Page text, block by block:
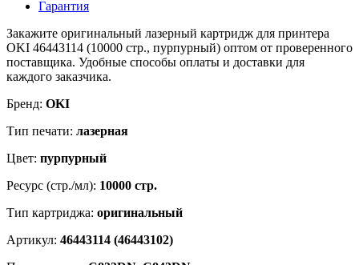
Гарантия
Закажите оригинальный лазерный картридж для принтера
OKI 46443114 (10000 стр., пурпурный) оптом от проверенного
поставщика. Удобные способы оплаты и доставки для
каждого заказчика.
Бренд: OKI
Тип печати: лазерная
Цвет: пурпурный
Ресурс (стр./мл): 10000 стр.
Тип картриджа: оригинальный
Артикул: 46443114 (46443102)